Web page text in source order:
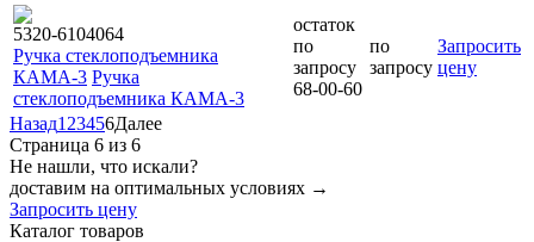
5320-6104064
Ручка стеклоподъемника
КАМА-3 Ручка
стеклоподъемника КАМА-3
остаток
по
запросу
68-00-60
по
запросу
Запросить
цену
Назад1 23456Далее
Страница 6 из 6
Не нашли, что искали?
доставим на оптимальных условиях →
Запросить цену
Каталог товаров